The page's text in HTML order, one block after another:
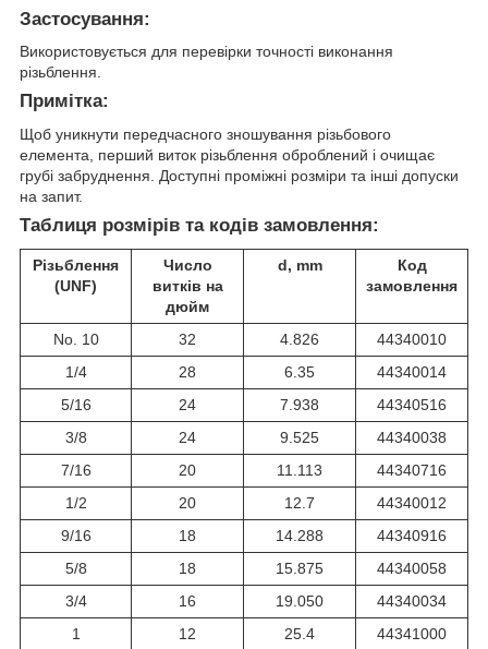
Застосування:
Використовується для перевірки точності виконання
різьблення.
Примітка:
Щоб уникнути передчасного зношування різьбового
елемента, перший виток різьблення оброблений і очищає
грубі забруднення. Доступні проміжні розміри та інші допуски
на запит.
Таблиця розмірів та кодів замовлення:
Різьблення
(UNF)
Число
витків на
дюйм
d, mm
Код
замовлення
No. 10 32 4.826
44340010
1/4
28 6.35
44340014
5/16
24 7.938
44340516
3/8
24 9.525
44340038
7/16
20 11.113
44340716
1/2
20 12.7
44340012
9/16
18 14.288
44340916
5/8
18 15.875
44340058
3/4
16 19.050
44340034
1
12 25.4 44341000